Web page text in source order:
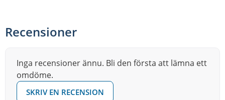
Recensioner
Inga recensioner ännu. Bli den första att lämna ett
omdöme.
SKRIV EN RECENSION